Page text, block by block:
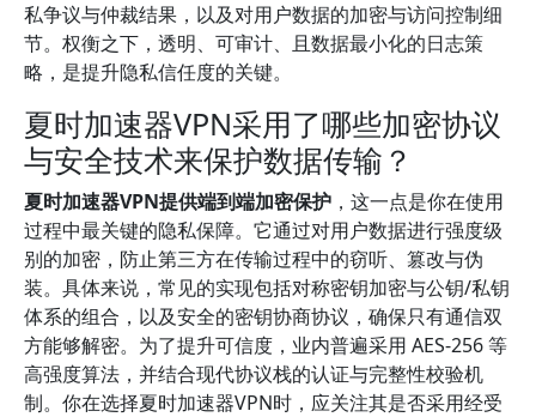
私争议与仲裁结果，以及对用户数据的加密与访问控制细
节。权衡之下，透明、可审计、且数据最小化的日志策
略，是提升隐私信任度的关键。
夏时加速器VPN采用了哪些加密协议
与安全技术来保护数据传输？
夏时加速器VPN提供端到端加密保护 ，这一点是你在使用
过程中最关键的隐私保障。它通过对用户数据进行强度级
别的加密，防止第三方在传输过程中的窃听、篡改与伪
装。具体来说，常见的实现包括对称密钥加密与公钥/私钥
体系的组合，以及安全的密钥协商协议，确保只有通信双
方能够解密。为了提升可信度，业内普遍采用 AES-256 等
高强度算法，并结合现代协议栈的认证与完整性校验机
制。你在选择夏时加速器VPN时，应关注其是否采用经受